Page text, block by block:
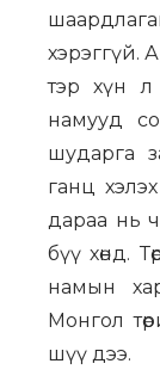
хэрэггүй.
тэр хүн л
намууд
шударга
ганц
дараа нь
бүү хөнд.
намын
Монгол
шүү дээ.